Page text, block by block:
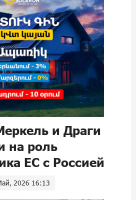
и Драги
на роль
ЕС с Россией
2026 16:13